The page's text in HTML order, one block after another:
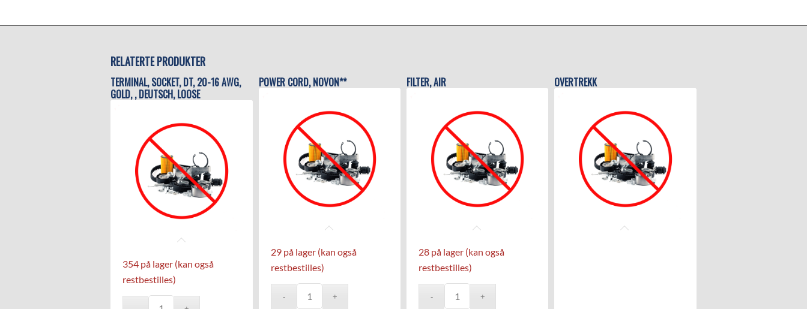
RELATERTE PRODUKTER
TERMINAL, SOCKET, DT, 20-16 AWG,
GOLD, , DEUTSCH, LOOSE
354 på lager (kan også
restbestilles)
POWER CORD, NOVON**
29 på lager (kan også
restbestilles)
FILTER, AIR
28 på lager (kan også
restbestilles)
OVERTREKK